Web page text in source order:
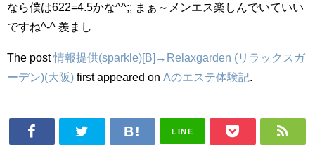
なら僕は622=4.5かな^^;; まぁ～メンエス楽しんでいていい
ですね^-^ 羨まし
The post情報提供(sparkle)[B]→Relaxgarden (リラックスガ
ーデン)(大阪) first appeared on Aのエステ体験記
LINE